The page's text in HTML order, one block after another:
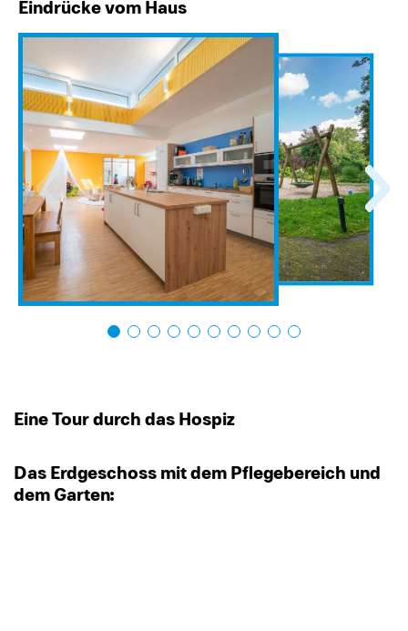
Eindrücke vom Haus
Eine Tour durch das Hospiz
Das Erdgeschoss mit dem Pflegebereich und
dem Garten: